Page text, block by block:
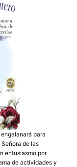
para
de las
entusiasmo por
de actividades y